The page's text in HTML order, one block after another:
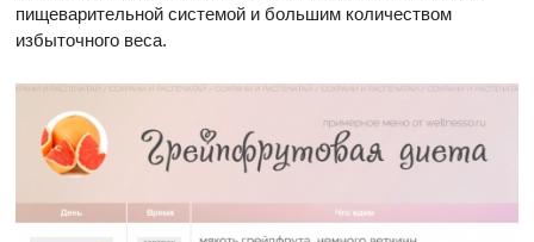
пищеварительной системой и большим количеством
избыточного веса.